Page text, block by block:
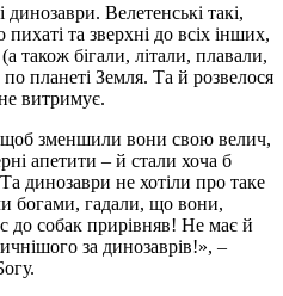
Велетенські такі,
та зверхні до всіх інших,
також бігали, літали, плавали,
планеті Земля. Та й розвелося
витримує.
щоб зменшили вони свою велич,
апетити – й стали хоча б
динозаври не хотіли про таке
богами, гадали, що вони,
до собак прирівняв! Не має й
за динозаврів!», –